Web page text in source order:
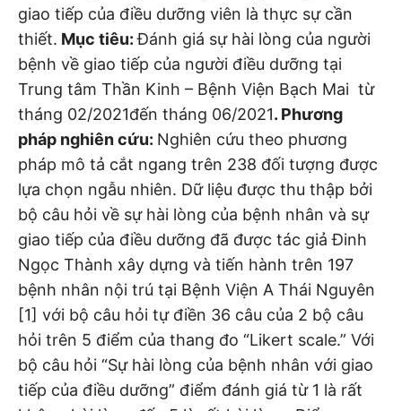
giao tiếp của điều dưỡng viên là thực sự cần
thiết. Mục tiêu:Đánh giá sự hài lòng của người
bệnh về giao tiếp của người điều dưỡng tại
Trung tâm Thần Kinh – Bệnh Viện Bạch Mai từ
tháng 02/2021đến tháng 06/2021. Phương
pháp nghiên cứu: Nghiên cứu theo phương
pháp mô tả cắt ngang trên 238 đối tượng được
lựa chọn ngẫu nhiên. Dữ liệu được thu thập bởi
bộ câu hỏi về sự hài lòng của bệnh nhân và sự
giao tiếp của điều dưỡng đã được tác giả Đinh
Ngọc Thành xây dựng và tiến hành trên 197
bệnh nhân nội trú tại Bệnh Viện A Thái Nguyên
[1] với bộ câu hỏi tự điền 36 câu của 2 bộ câu
hỏi trên 5 điểm của thang đo “Likert scale.” Với
bộ câu hỏi “Sự hài lòng của bệnh nhân với giao
tiếp của điều dưỡng” điểm đánh giá từ 1 là rất